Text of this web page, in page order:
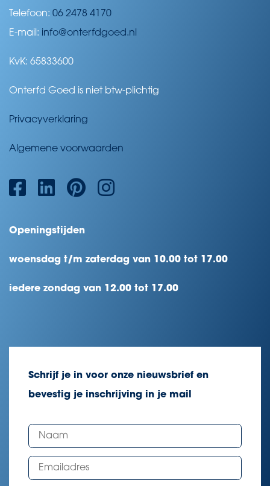
Telefoon: 06 2478 4170
E-mail: info@onterfdgoed.nl
KvK: 65833600
Onterfd Goed is niet btw-plichtig
Privacyverklaring
Algemene voorwaarden
Openingstijden
woensdag t/m zaterdag van 10.00 tot 17.00
iedere zondag van 12.00 tot 17.00
Schrijf je in voor onze nieuwsbrief en
bevestig je inschrijving in je mail